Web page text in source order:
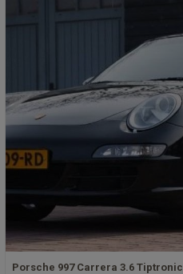
Porsche 997 Carrera 3.6 Tiptronic